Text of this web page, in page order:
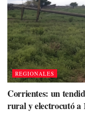
REGIONALES
Corrientes: un
rural y electrocutó a